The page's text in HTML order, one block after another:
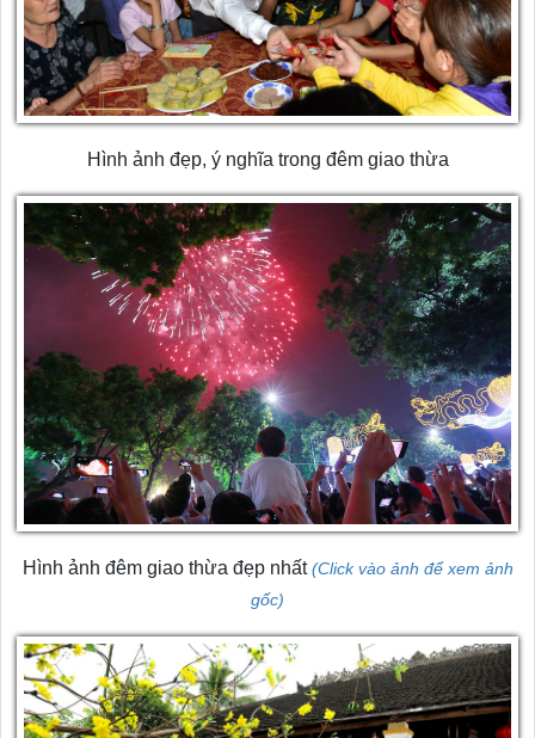
Hình ảnh đẹp, ý nghĩa trong đêm giao thừa
Hình ảnh đêm giao thừa đẹp nhất(Click vào ảnh để xem ảnh
gốc)